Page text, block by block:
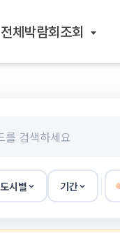
전체박람회조회
도시별 기간